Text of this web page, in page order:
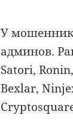
У
админов.
Satori,
Bexlar,